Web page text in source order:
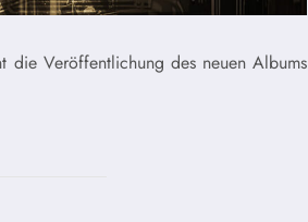
die Veröffentlichung des neuen Albums